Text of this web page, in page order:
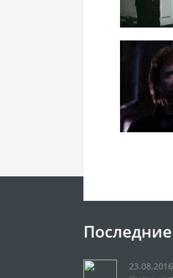
23.08.2016